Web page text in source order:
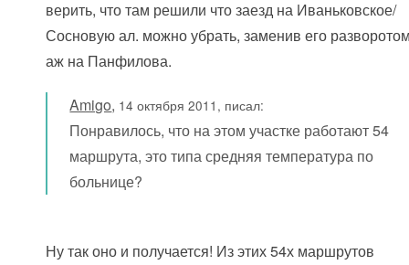
верить, что там решили что заезд на Иваньковское/
Сосновую ал. можно убрать, заменив его
аж на Панфилова.
Amigo, 14 октября 2011, писал:
Понравилось, что на этом участке работают 54
маршрута, это типа средняя температура по
больнице?
Ну так оно и получается! Из этих 54х маршрутов